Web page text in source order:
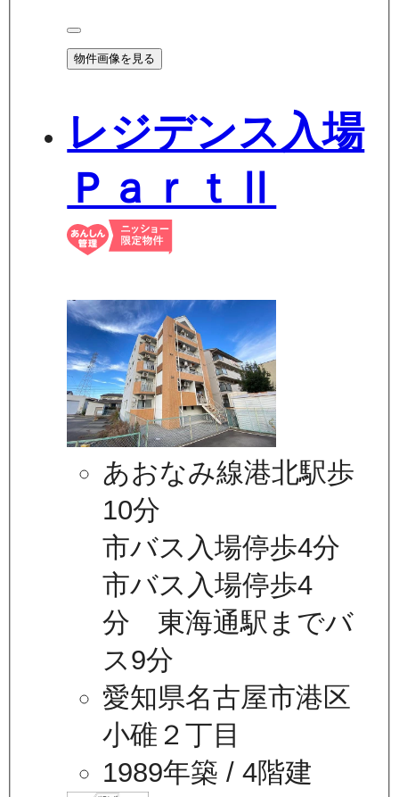
物件画像を見る
レジデンス入場
ＰａｒｔⅡ
あおなみ線港北駅歩
10分
市バス入場停歩4分
市バス入場停歩4
分 東海通駅までバ
ス9分
愛知県名古屋市港区
小碓２丁目
1989年築 / 4階建